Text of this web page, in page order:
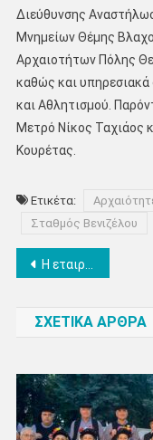
Διεύθυνσης
Μνημείων Θέμης
Αρχαιοτήτων Πόλης
καθώς και υπηρεσιακά
και Αθλητισμού.
Μετρό Νίκος Ταχιάος
Κουρέτας.
Ετικέτα:
Σταθμός Βενιζέλου
Πλοήγηση
Η εταιρία Αναστασιάδη, τίμησε την μνήμη του ιδρυτή της Θωμά Αναστασιάδη – Φίλοι και συνεργάτες παραβρέθηκαν σε μια ξεχωριστή συνάντηση (Φωτορεπορτάζ)
ΣΧΕΤΙΚΑ ΑΡΘΡΑ